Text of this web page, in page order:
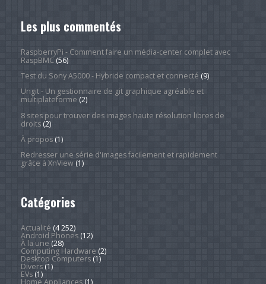
Les plus commentés
RaspberryPi - Comment faire un média-center complet avec
RaspBMC(56)
Test du Sony A5000 - Hybride compact et connecté (9)
Ungit - Un gestionnaire de git graphique agréable et
multiplateforme (2)
8 sites pour trouver des images haute résolution libres de
droits(2)
À propos(1)
Redresser une série d'images facilement et rapidement
grâce à XnView(1)
Catégories
Actualité (4 252)
Android Phones(12)
À la une (28)
Computing Hardware (2)
Desktop Computers(1)
Divers(1)
EVs(1)
Home Appliances(1)